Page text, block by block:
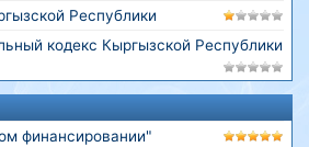
Республики
кодекс Кыргызской Республики
финансировании"